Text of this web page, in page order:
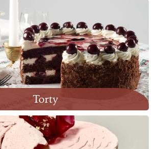
Zobraziť
Torty